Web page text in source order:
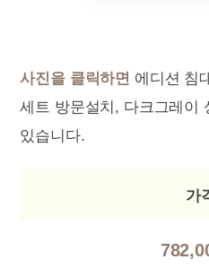
사진을 클릭하면 에디션 침
세트 방문설치, 다크그레이
있습니다.
가